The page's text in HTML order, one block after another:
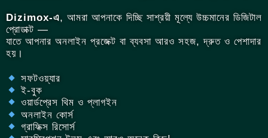
Dizimox-এ, আমরা আপনাকে দিচ্ছি সাশ্রয়ী মূল্যে উচ্চমানের ডিজিটাল
প্রোডাক্ট —
যাতে আপনার অনলাইন প্রজেক্ট বা ব্যবসা আরও সহজ, দ্রুত ও পেশাদার
হয়।
সফটওয়্যার
ই-বুক
ওয়ার্ডপ্রেস থিম ও প্লাগইন
অনলাইন কোর্স
গ্রাফিক্স রিসোর্স